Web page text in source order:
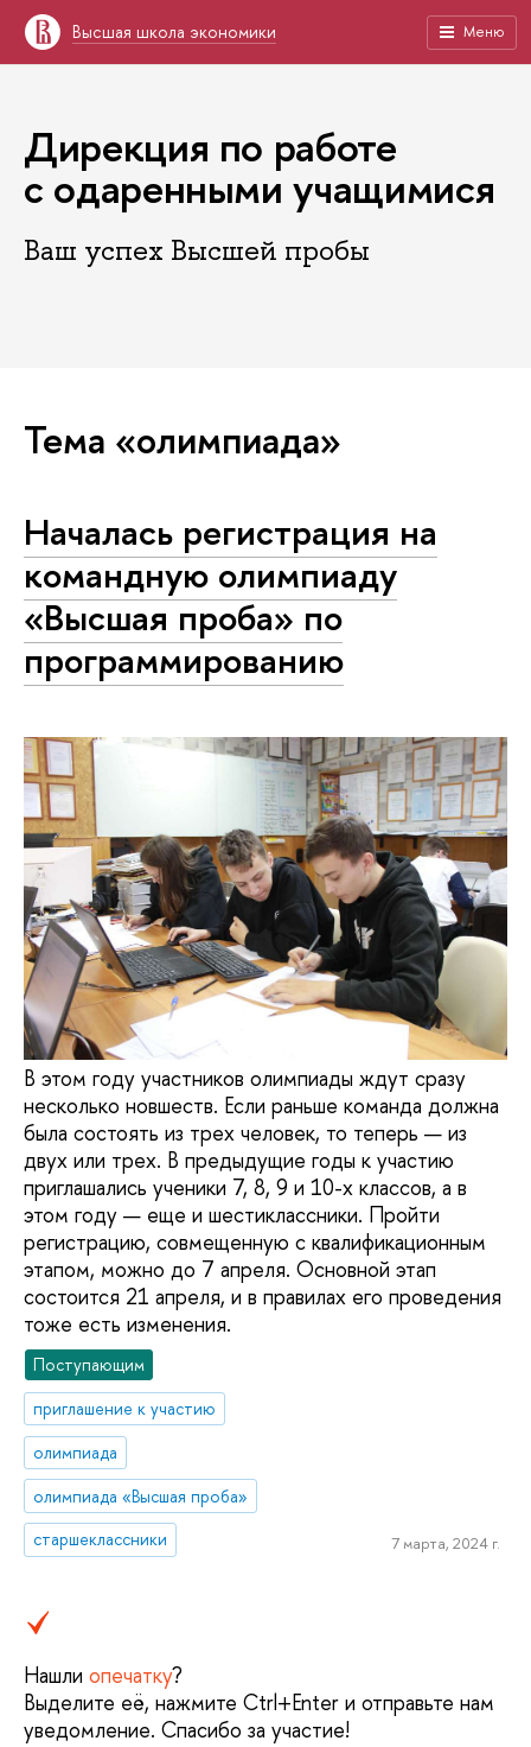
Высшая школа экономики Меню
Дирекция по работе
с одаренными учащимися
Ваш успех Высшей пробы
Тема «олимпиада»
Началась регистрация на
командную олимпиаду
«Высшая проба» по
программированию
В этом году участников олимпиады ждут сразу
несколько новшеств. Если раньше команда должна
была состоять из трех человек, то теперь — из
двух или трех. В предыдущие годы к участию
приглашались ученики 7, 8, 9 и 10-х классов, а в
этом году — еще и шестиклассники. Пройти
регистрацию, совмещенную с квалификационным
этапом, можно до 7 апреля. Основной этап
состоится 21 апреля, и в правилах его проведения
тоже есть изменения.
Поступающим
приглашение к участию
олимпиада
олимпиада «Высшая проба»
старшеклассники
7 марта, 2024 г.
Нашли опечатку?
Выделите её, нажмите Ctrl+Enter и отправьте нам
уведомление. Спасибо за участие!